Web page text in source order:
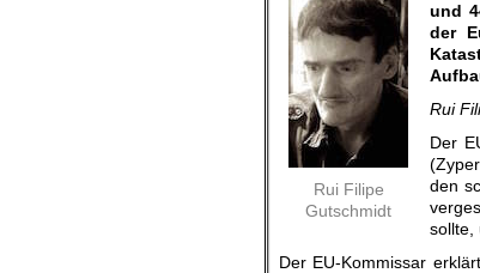
Rui Filipe
Gutschmidt
und
der
Rui
Der
den
sollte,
Der EU-Kommissar